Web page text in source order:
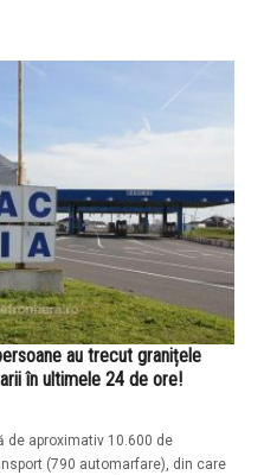
au trecut granițele
în ultimele 24 de ore!
de aproximativ 10.600 de
(790 automarfare), din care